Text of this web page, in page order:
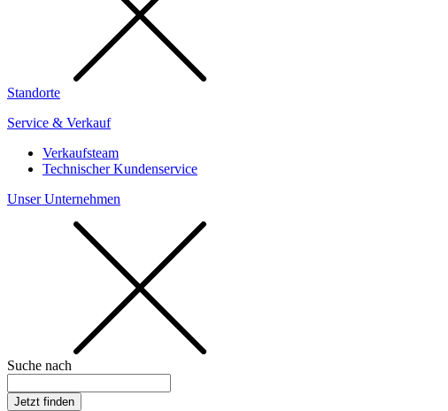
Standorte
Service & Verkauf
Verkaufsteam
Technischer Kundenservice
Unser Unternehmen
Suche nach